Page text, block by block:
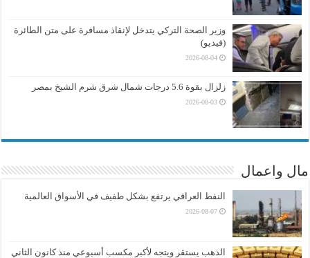
وزير الصحة التركي يتدخل لإنقاذ مسافرة على متن الطائرة
(فيديو)
2026-08-04
زلزال بقوة 5.6 درجات شمال شرق شرم الشيخ بمصر
2026-08-03
مال واعمال
النفط العراقي يرتفع بشكل طفيف في الأسواق العالمية
2026-08-07
الذهب يستقر ويتجه لأكبر مكسب أسبوعي منذ كانون الثاني